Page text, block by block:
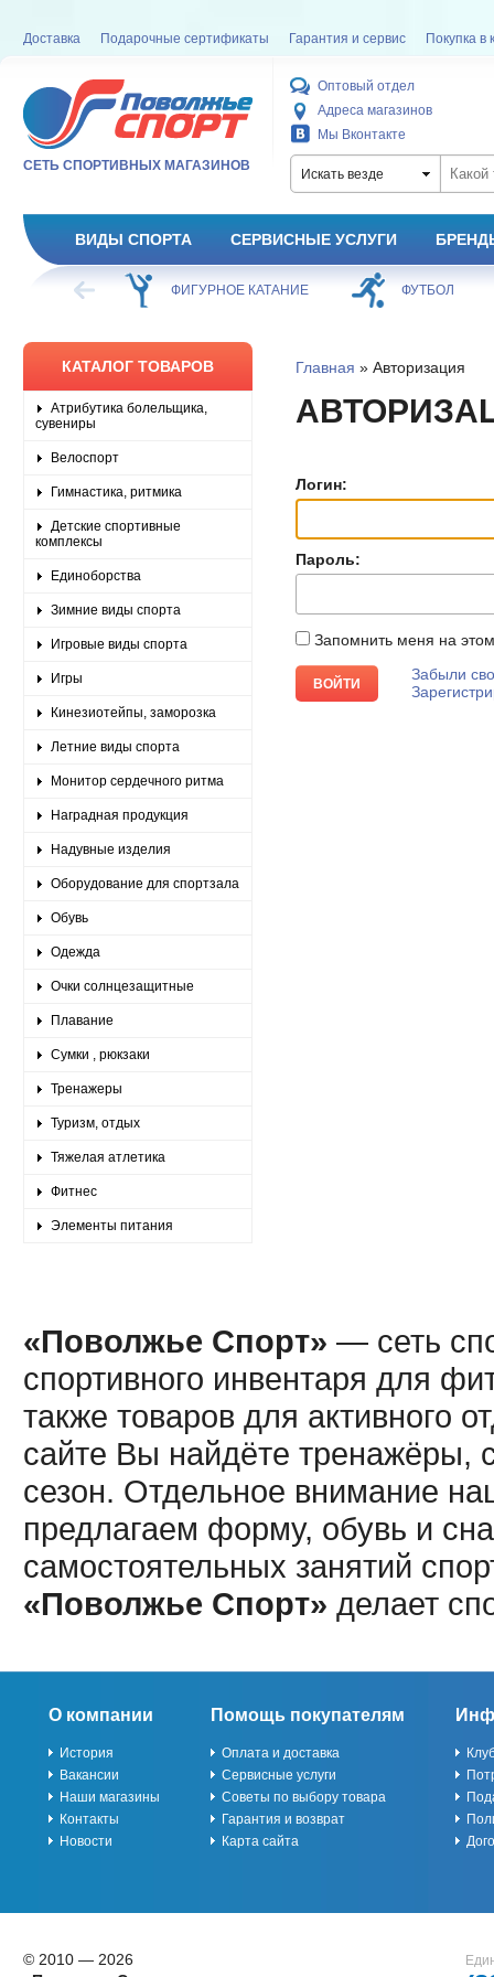
Доставка Подарочные сертификаты Гарантия и сервис Покупка в
СЕТЬ СПОРТИВНЫХ МАГАЗИНОВ
Оптовый отдел
Адреса магазинов
Мы Вконтакте
Искать везде
ВИДЫ СПОРТА СЕРВИСНЫЕ УСЛУГИ
ХОККЕЙ ФИГУРНОЕ КАТАНИЕ ФУТБОЛ
КАТАЛОГ ТОВАРОВ
Атрибутика болельщика,
сувениры
Велоспорт
Гимнастика, ритмика
Детские спортивные
комплексы
Единоборства
Зимние виды спорта
Игровые виды спорта
Игры
Кинезиотейпы, заморозка
Летние виды спорта
Монитор сердечного ритма
Наградная продукция
Надувные изделия
Оборудование для спортзала
Обувь
Одежда
Очки солнцезащитные
Плавание
Сумки , рюкзаки
Тренажеры
Туризм, отдых
Тяжелая атлетика
Фитнес
Элементы питания
Главная » Авторизация
Логин:
Пароль:
Запомнить меня на
Забыли
«Поволжье Спорт» — сеть
спортивного инвентаря для
также товаров для активного
сайте Вы найдёте тренажёры,
сезон. Отдельное внимание
предлагаем форму, обувь и
самостоятельных занятий
«Поволжье Спорт» делает
О компании
История
Вакансии
Наши магазины
Контакты
Новости
Помощь покупателям
Оплата и доставка
Сервисные услуги
Советы по выбору товара
Гарантия и возврат
Карта сайта
© 2010 — 2026